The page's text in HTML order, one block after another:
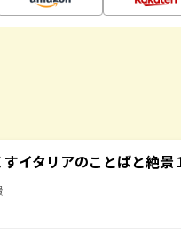
イタリアのことばと絶景